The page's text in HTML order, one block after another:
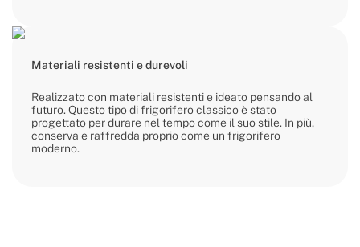
Materiali resistenti e durevoli
Realizzato con materiali resistenti e ideato pensando al
futuro. Questo tipo di frigorifero classico è stato
progettato per durare nel tempo come il suo stile. In più,
conserva e raffredda proprio come un frigorifero
moderno.